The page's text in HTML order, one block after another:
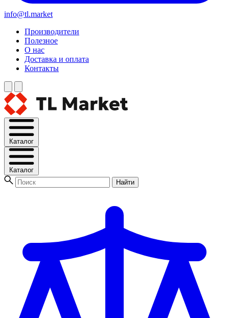
info@tl.market
Производители
Полезное
О нас
Доставка и оплата
Контакты
Каталог
Каталог
Найти